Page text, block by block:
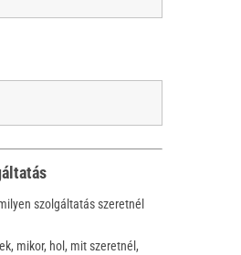
szolgáltatás szeretnél
mikor, hol, mit szeretnél,